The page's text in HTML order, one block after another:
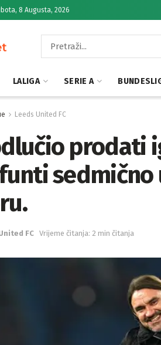
8 Augusta, 2026
LALIGA SERIE A
Leeds United FC
prodati
FC Vrijeme čitanja: 2 min čitanja